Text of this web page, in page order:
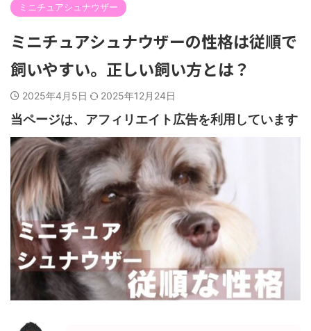
ミニチュアシュナウザー
ミニチュアシュナウザーの性格は従順で
飼いやすい。正しい飼い方とは？
2025年4月5日 2025年12月24日
当ページは、アフィリエイト広告を利用しています